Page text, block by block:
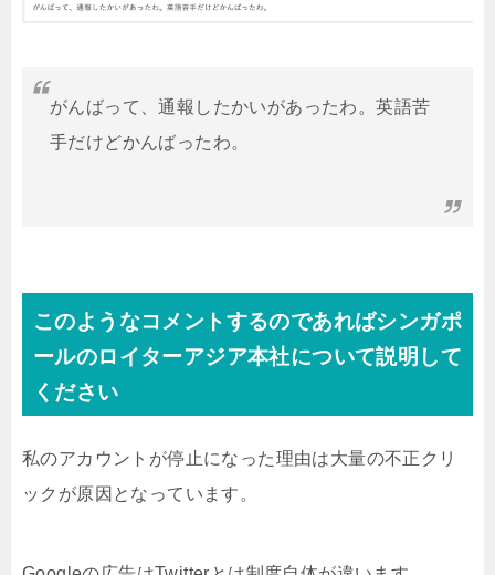
がんばって、通報したかいがあったわ。英語苦
手だけどかんばったわ。
このようなコメントするのであればシンガポ
ールのロイターアジア本社について説明して
ください
私のアカウントが停止になった理由は大量の不正クリ
ックが原因となっています。